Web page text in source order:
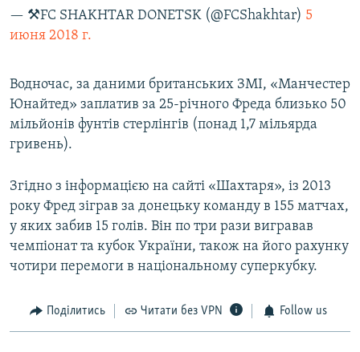
— ⚒FC SHAKHTAR DONETSK (@FCShakhtar) 5
июня 2018 г.
Водночас, за даними британських ЗМІ, «Манчестер
Юнайтед» заплатив за 25-річного Фреда близько 50
мільйонів фунтів стерлінгів (понад 1,7 мільярда
гривень).
Згідно з інформацією на сайті «Шахтаря», із 2013
року Фред зіграв за донецьку команду в 155 матчах,
у яких забив 15 голів. Він по три рази вигравав
чемпіонат та кубок України, також на його рахунку
чотири перемоги в національному суперкубку.
Поділитись Читати без VPN Follow us